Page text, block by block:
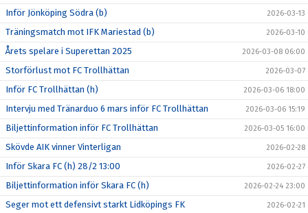
Inför Jönköping Södra (b) 2026-03-13
Träningsmatch mot IFK Mariestad (b) 2026-03-10
Årets spelare i Superettan 2025 2026-03-08 06:00
Storförlust mot FC Trollhättan 2026-03-07
Inför FC Trollhättan (h) 2026-03-06 18:00
Intervju med Tränarduo 6 mars inför FC Trollhättan 2026-03-06 15:19
Biljettinformation inför FC Trollhättan 2026-03-05 16:00
Skövde AIK vinner Vinterligan 2026-02-28
Inför Skara FC (h) 28/2 13:00 2026-02-27
Biljettinformation inför Skara FC (h) 2026-02-24 23:00
Seger mot ett defensivt starkt Lidköpings FK 2026-02-21